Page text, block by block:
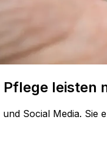
Pflege leisten
Social Media.